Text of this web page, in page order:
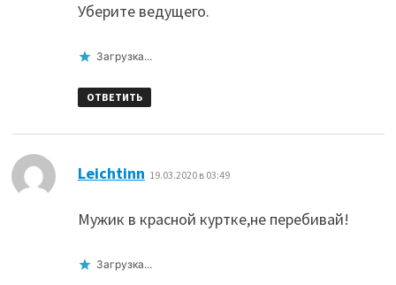
Уберите ведущего.
Загрузка...
ОТВЕТИТЬ
Leichtinn 19.03.2020 в 03:49
Мужик в красной куртке,не перебивай!
Загрузка...